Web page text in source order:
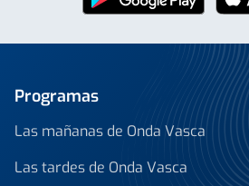
Programas
Las mañanas de Onda Vasca
Las tardes de Onda Vasca